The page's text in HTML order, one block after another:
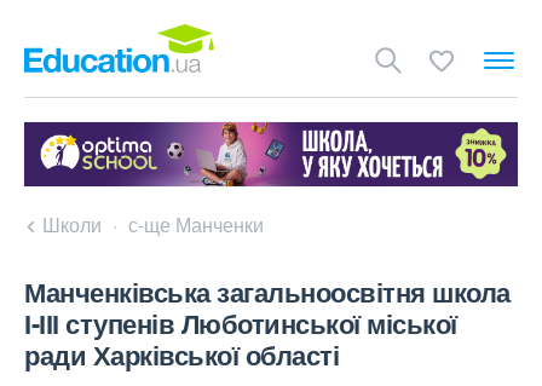
Школи с-ще Манченки
Манченківська загальноосвітня школа
І-ІІІ ступенів Люботинської міської
ради Харківської області